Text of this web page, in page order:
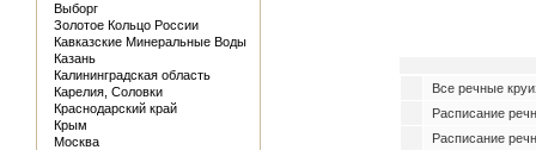
Выборг
Золотое Кольцо России
Кавказские Минеральные Воды
Казань
Калининградская область
Карелия, Соловки
Краснодарский край
Крым
Москва
Все речные
Расписание
Расписание